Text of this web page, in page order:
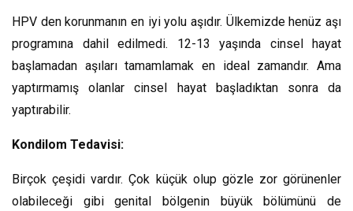
HPV den korunmanın en iyi yolu aşıdır. Ülkemizde henüz aşı
programına dahil edilmedi. 12-13 yaşında cinsel hayat
başlamadan aşıları tamamlamak en ideal zamandır. Ama
yaptırmamış olanlar cinsel hayat başladıktan sonra da
yaptırabilir.
Kondilom Tedavisi:
Birçok çeşidi vardır. Çok küçük olup gözle zor görünenler
olabileceği gibi genital bölgenin büyük bölümünü de